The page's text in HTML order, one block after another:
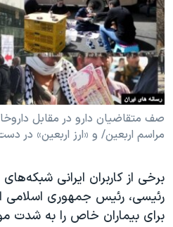
فرهنگ و زندگی
حقوق شهروندی
اقتصادی
علم و فناوری
اسرائیل در جنگ
گالری عکس
مستندها
انتخابات ریاست جمهوری آمریکا ۲۰۲۴
حمله جمهوری اسلامی به اسرائیل
رمز مهسا
ورزش زنان در ایران
اعتراضات زن، زندگی، آزادی
تریبونال مردمی آبان ۹۸
دادگاه حمید نوری
دنبال کنید
زبانهای مختلف
صف متقاضیان دارو در مقابل
مراسم اربعین/ و «ارز اربعین» در
برخی از کاربران ایرانی
رئیسی، رئیس جمهوری اسلامی
برای بیماران خاص را به شدت